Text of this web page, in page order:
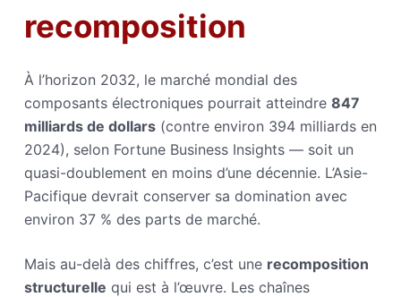
recomposition
À l’horizon 2032, le marché mondial des
composants électroniques pourrait atteindre 847
milliards de dollars(contre environ 394 milliards en
2024), selon Fortune Business Insights — soit un
quasi-doublement en moins d’une décennie. L’Asie-
Pacifique devrait conserver sa domination avec
environ 37 % des parts de marché.
Mais au-delà des chiffres, c’est une recomposition
structurelle qui est à l’œuvre. Les chaînes